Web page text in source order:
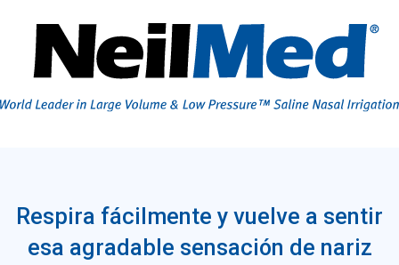
Respira fácilmente y vuelve a sentir
esa agradable sensación de nariz